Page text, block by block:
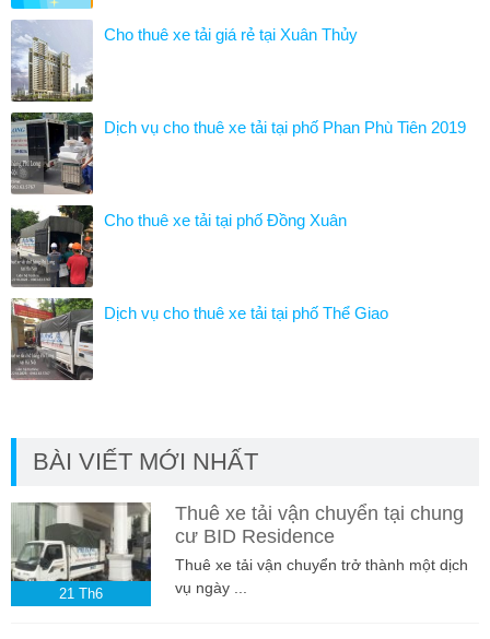
Cho thuê xe tải giá rẻ tại Xuân Thủy
Dịch vụ cho thuê xe tải tại phố Phan Phù Tiên 2019
Cho thuê xe tải tại phố Đồng Xuân
Dịch vụ cho thuê xe tải tại phố Thể Giao
BÀI VIẾT MỚI NHẤT
21 Th6
Thuê xe tải vận chuyển tại chung
cư BID Residence
Thuê xe tải vận chuyển trở thành một dịch
vụ ngày ...